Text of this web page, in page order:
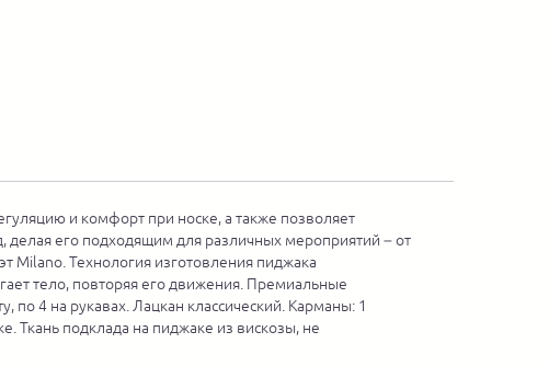
и комфорт при носке, а также позволяет
его подходящим для различных мероприятий – от
Milano. Технология изготовления пиджака
тело, повторяя его движения. Премиальные
4 на рукавах. Лацкан классический. Карманы: 1
Ткань подклада на пиджаке из вискозы, не